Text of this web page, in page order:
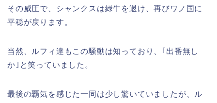
その威圧で、シャンクスは緑牛を退け、再びワノ国に
平穏が戻ります。
当然、ルフィ達もこの騒動は知っており、｢出番無し
か｣と笑っていました。
最後の覇気を感じた一同は少し驚いていましたが、ル